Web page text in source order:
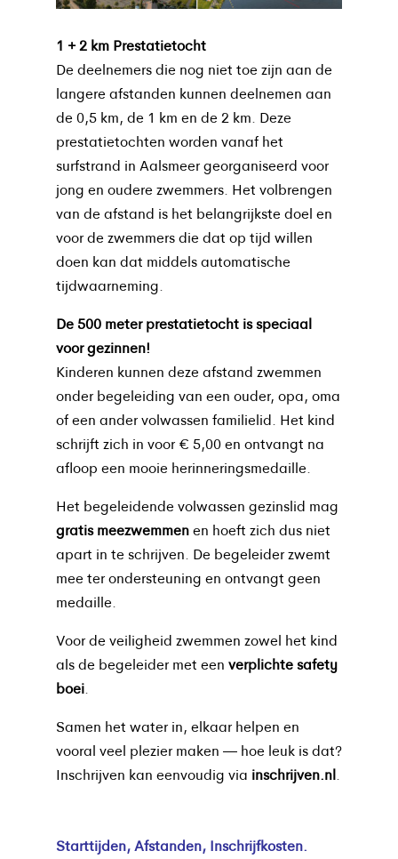
1 + 2 km Prestatietocht
De deelnemers die nog niet toe zijn aan de
langere afstanden kunnen deelnemen aan
de 0,5 km, de 1 km en de 2 km. Deze
prestatietochten worden vanaf het
surfstrand in Aalsmeer georganiseerd voor
jong en oudere zwemmers. Het volbrengen
van de afstand is het belangrijkste doel en
voor de zwemmers die dat op tijd willen
doen kan dat middels automatische
tijdwaarneming.
De 500 meter prestatietocht is speciaal
voor gezinnen!
Kinderen kunnen deze afstand zwemmen
onder begeleiding van een ouder, opa, oma
of een ander volwassen familielid. Het kind
schrijft zich in voor € 5,00 en ontvangt na
afloop een mooie herinneringsmedaille.
Het begeleidende volwassen gezinslid mag
gratis meezwemmenen hoeft zich dus niet
apart in te schrijven. De begeleider zwemt
mee ter ondersteuning en ontvangt geen
medaille.
Voor de veiligheid zwemmen zowel het kind
als de begeleider met een verplichte safety
boei.
Samen het water in, elkaar helpen en
vooral veel plezier maken — hoe leuk is dat?
Inschrijven kan eenvoudig via inschrijven.nl.
Starttijden, Afstanden, Inschrijfkosten.